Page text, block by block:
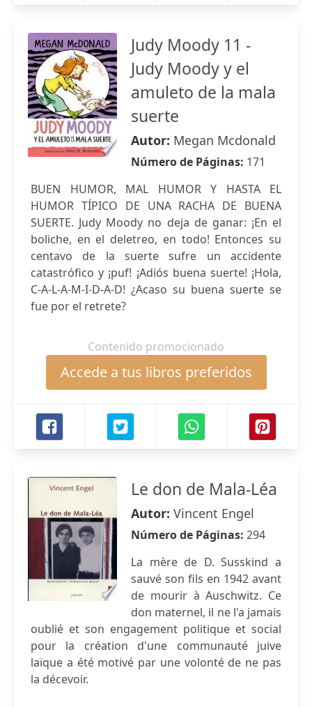
Judy Moody 11 -
Judy Moody y el
amuleto de la mala
suerte
Autor: Megan Mcdonald
Número de Páginas: 171
BUEN HUMOR, MAL HUMOR Y HASTA EL
HUMOR TÍPICO DE UNA RACHA DE BUENA
SUERTE. Judy Moody no deja de ganar: ¡En el
boliche, en el deletreo, en todo! Entonces su
centavo de la suerte sufre un accidente
catastrófico y ¡puf! ¡Adiós buena suerte! ¡Hola,
C-A-L-A-M-I-D-A-D! ¿Acaso su buena suerte se
fue por el retrete?
Contenido promocionado
Accede a tus libros preferidos
Le don de Mala-Léa
Autor: Vincent Engel
Número de Páginas: 294
La mère de D. Susskind a
sauvé son fils en 1942 avant
de mourir à Auschwitz. Ce
don maternel, il ne l'a jamais
oublié et son engagement politique et social
pour la création d'une communauté juive
laïque a été motivé par une volonté de ne pas
la décevoir.